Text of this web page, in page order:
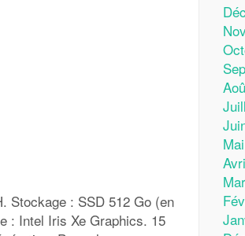
Stockage : SSD 512 Go (en
: Intel Iris Xe Graphics. 15